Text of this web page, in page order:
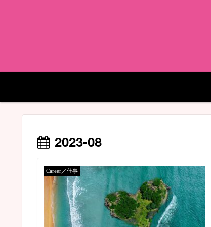
2023-08
Career／仕事